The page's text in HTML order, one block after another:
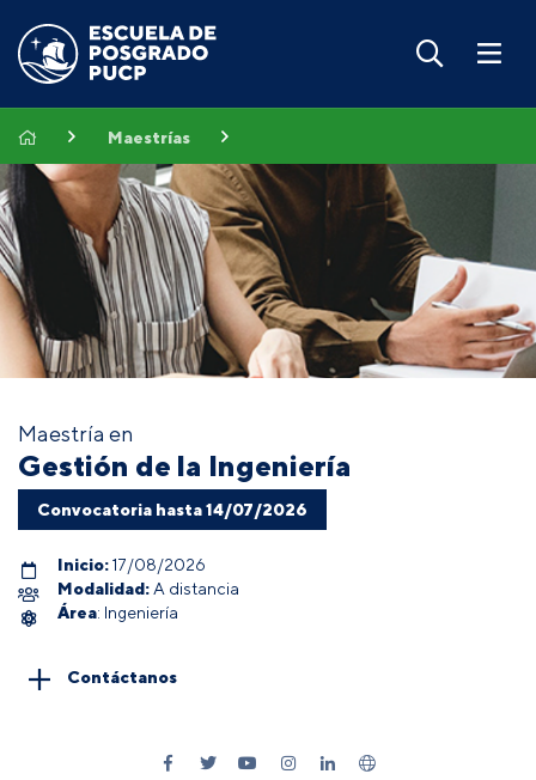
Maestrías
Maestría en
Gestión de la Ingeniería
Convocatoria hasta 14/07/2026
Inicio:17/08/2026
Modalidad: A distancia
Área: Ingeniería
Contáctanos